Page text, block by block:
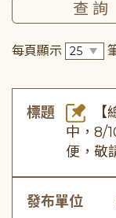
每頁顯示
標題
【
中，8/
便，敬
發布單位